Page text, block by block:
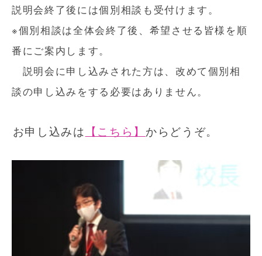
説明会終了後には個別相談も受付けます。
※個別相談は全体会終了後、希望させる皆様を順
番にご案内します。
説明会に申し込みされた方は、改めて個別相
談の申し込みをする必要はありません。
お申し込みは 【こちら】 からどうぞ。